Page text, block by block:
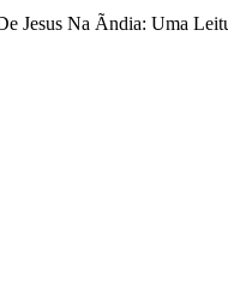
Na Ãndia: Uma